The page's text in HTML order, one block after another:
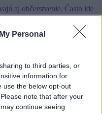
Personal
to third parties, or
information for
use the below opt-out
note that after your
continue seeing
aj občerstvenie. Často ide
báze udržateľného
dala dobiť baterka
v okolí salašov nevidel,
si na trase môžeš